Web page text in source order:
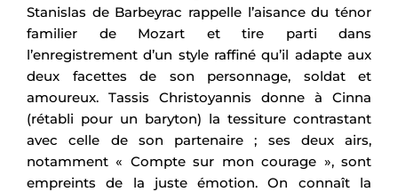
Stanislas de Barbeyrac rappelle l’aisance du ténor
familier de Mozart et tire parti dans
l’enregistrement d’un style raffiné qu’il adapte aux
deux facettes de son personnage, soldat et
amoureux. Tassis Christoyannis donne à Cinna
(rétabli pour un baryton) la tessiture contrastant
avec celle de son partenaire ; ses deux airs,
notamment « Compte sur mon courage », sont
empreints de la juste émotion. On connaît la